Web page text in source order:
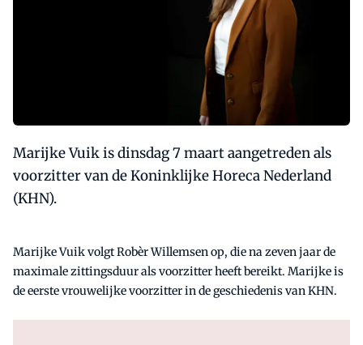
Marijke Vuik is dinsdag 7 maart aangetreden als
voorzitter van de Koninklijke Horeca Nederland
(KHN).
Marijke Vuik volgt Robèr Willemsen op, die na zeven jaar de
maximale zittingsduur als voorzitter heeft bereikt. Marijke is
de eerste vrouwelijke voorzitter in de geschiedenis van KHN.